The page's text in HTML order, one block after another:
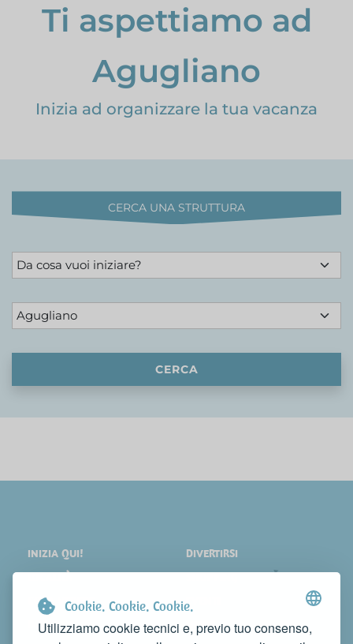
Cookie. Cookie. Cookie.
Utilizziamo cookie tecnici e, previo tuo consenso,
Ti aspettiamo ad
Agugliano
Inizia ad organizzare la tua vacanza
CERCA UNA STRUTTURA
CERCA
INIZIA QUI!
COSA VEDERE
DORMIRE
DIVERTIRSI
EVENTI
NEWS